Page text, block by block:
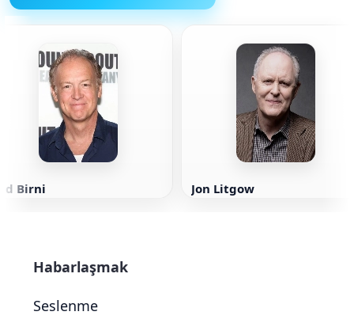
Birni Jon Litgow
Habarlaşmak
Seslenme